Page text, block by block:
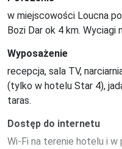
w miejscowości Loucna
Bozi Dar ok 4 km. Wyciagi
Wyposażenie
recepcja, sala TV,
(tylko w hotelu Star 4),
taras.
Dostęp do internetu
Wi-Fi na terenie hotelu i w